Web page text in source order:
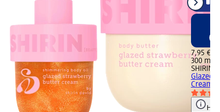
7,95 €
300 ml
SHIRIN
Glazed
Cream,